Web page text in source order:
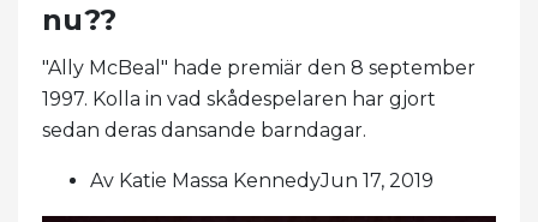
nu??
"Ally McBeal" hade premiär den 8 september
1997. Kolla in vad skådespelaren har gjort
sedan deras dansande barndagar.
Av Katie Massa KennedyJun 17, 2019